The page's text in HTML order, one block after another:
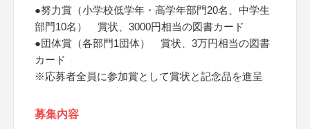
●努力賞（小学校低学年・高学年部門20名、中学生
部門10名） 賞状、3000円相当の図書カード
●団体賞（各部門1団体） 賞状、3万円相当の図書
カード
※応募者全員に参加賞として賞状と記念品を進呈
募集内容